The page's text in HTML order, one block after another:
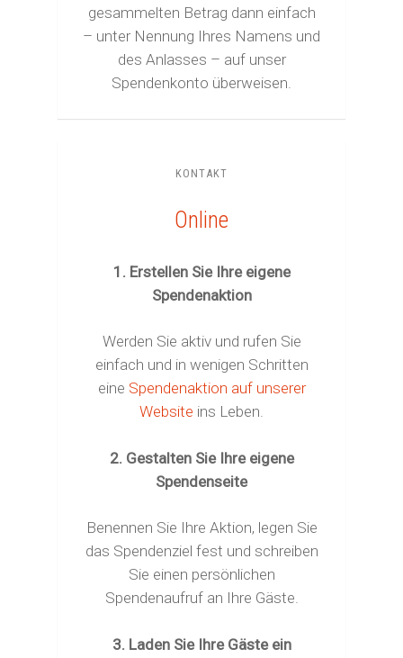
gesammelten Betrag dann einfach
– unter Nennung Ihres Namens und
des Anlasses – auf unser
Spendenkonto überweisen.
KONTAKT
Online
1. Erstellen Sie Ihre eigene
Spendenaktion
Werden Sie aktiv und rufen Sie
einfach und in wenigen Schritten
eine Spendenaktion auf unserer
Website ins Leben.
2. Gestalten Sie Ihre eigene
Spendenseite
Benennen Sie Ihre Aktion, legen Sie
das Spendenziel fest und schreiben
Sie einen persönlichen
Spendenaufruf an Ihre Gäste.
3. Laden Sie Ihre Gäste ein